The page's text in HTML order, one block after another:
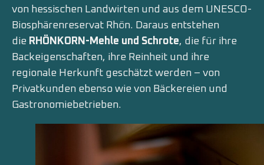
von hessischen Landwirten und aus dem UNESCO-
Biosphärenreservat Rhön. Daraus entstehen
die RHÖNKORN-Mehle und Schrote, die für ihre
Backeigenschaften, ihre Reinheit und ihre
regionale Herkunft geschätzt werden – von
Privatkunden ebenso wie von Bäckereien und
Gastronomiebetrieben.